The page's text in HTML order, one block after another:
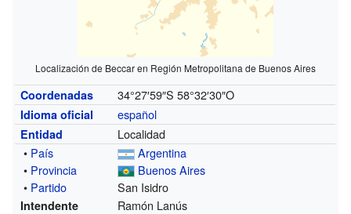
Localización de Beccar en Región Metropolitana de Buenos Aires
Coordenadas 34°27′59″S 58°32′30″O
Idioma oficial español
Entidad
Localidad
• País
Argentina
• Provincia
Buenos Aires
• Partido San Isidro
Intendente Ramón Lanús